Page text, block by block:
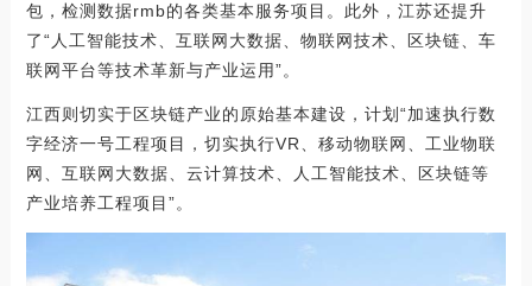
包，检测数据rmb的各类基本服务项目。此外，江苏还提升
了“人工智能技术、互联网大数据、物联网技术、区块链、车
联网平台等技术革新与产业运用”。
江西则切实于区块链产业的原始基本建设，计划“加速执行数
字经济一号工程项目，切实执行VR、移动物联网、工业物联
网、互联网大数据、云计算技术、人工智能技术、区块链等
产业培养工程项目”。